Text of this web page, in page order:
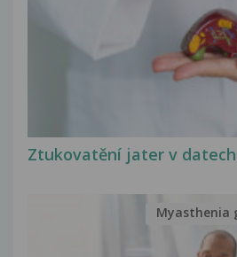
Ztukovatění jater v
Myasthenia